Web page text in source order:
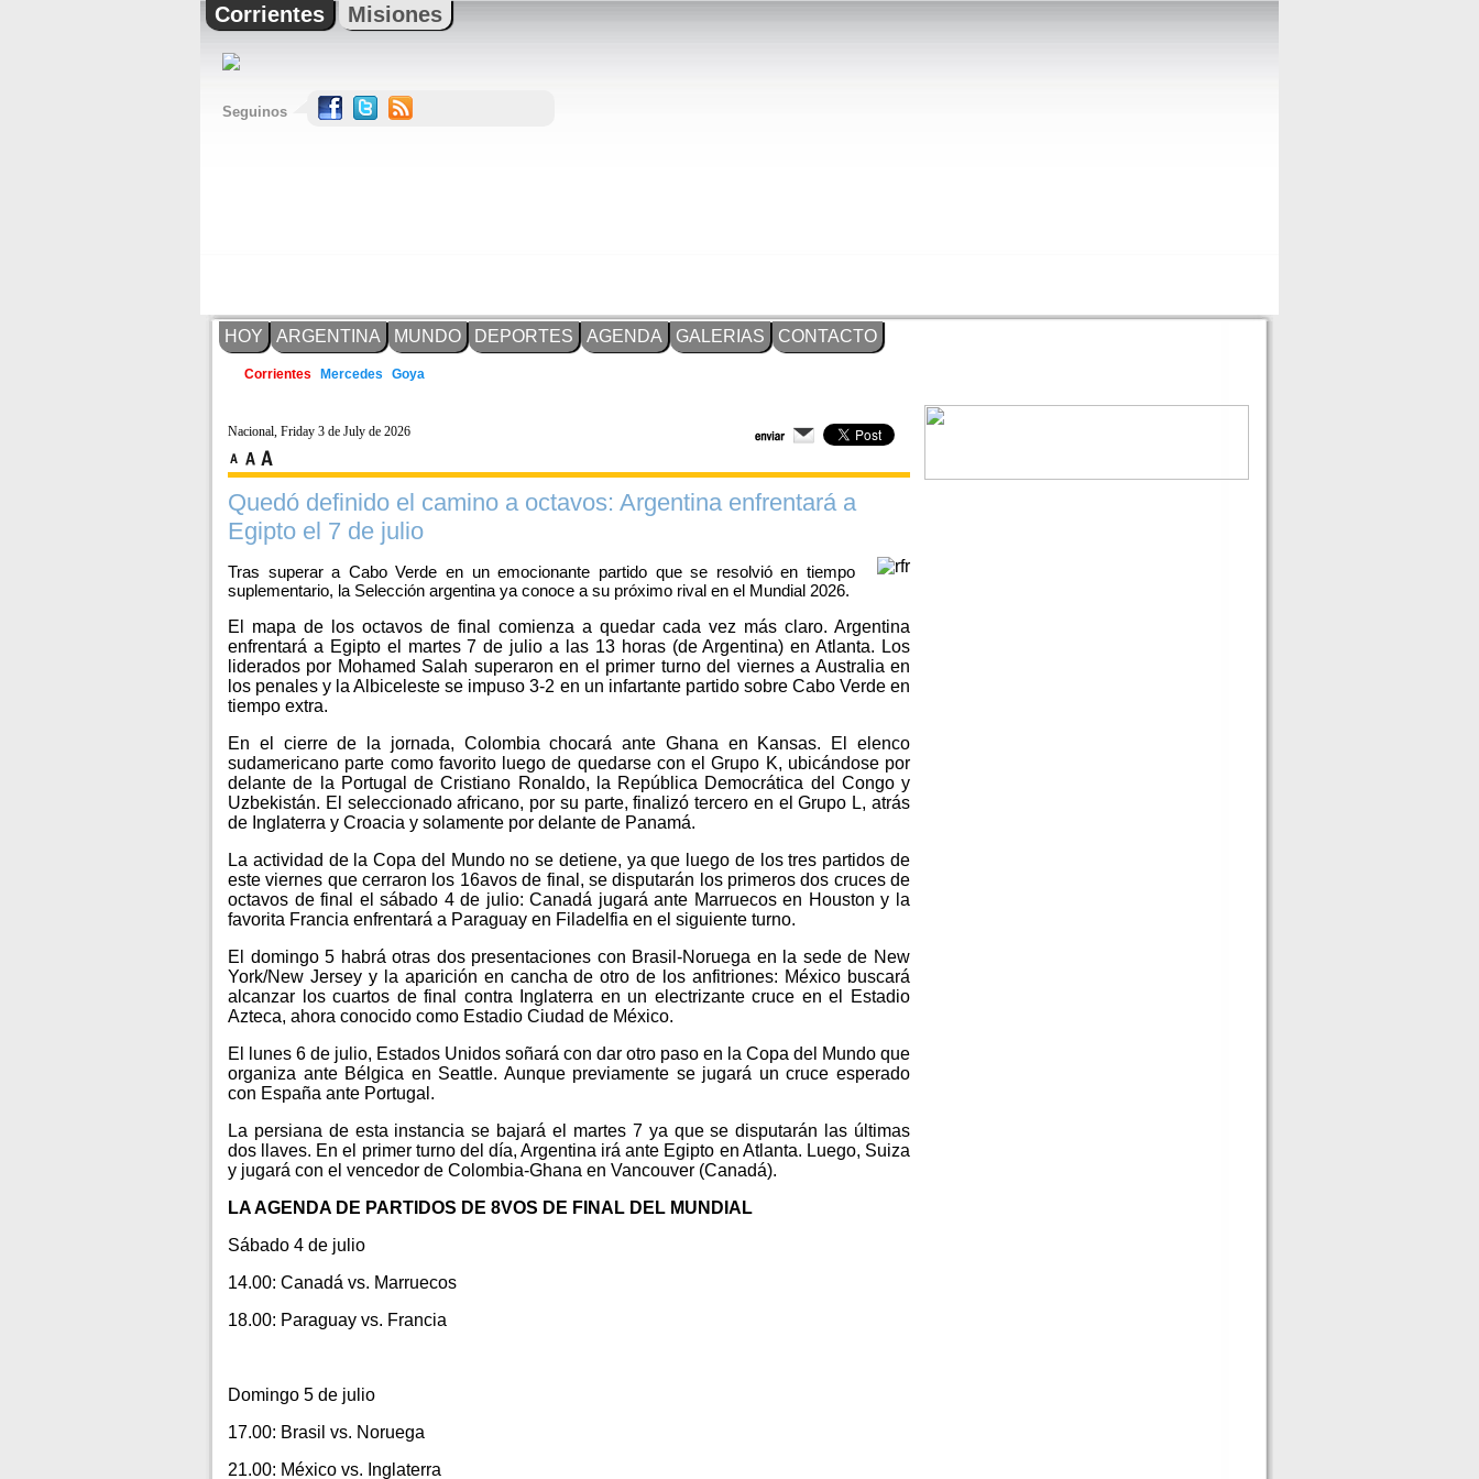
Corrientes Misiones
Seguinos
HOY ARGENTINA MUNDO DEPORTES AGENDA GALERIAS CONTACTO
Corrientes Mercedes Goya
Nacional, Friday 3 de July de 2026
Quedó definido el camino a octavos: Argentina enfrentará a
Egipto el 7 de julio
Tras superar a Cabo Verde en un emocionante partido que se resolvió en tiempo
suplementario, la Selección argentina ya conoce a su próximo rival en el Mundial 2026.
El mapa de los octavos de final comienza a quedar cada vez más claro. Argentina
enfrentará a Egipto el martes 7 de julio a las 13 horas (de Argentina) en Atlanta. Los
liderados por Mohamed Salah superaron en el primer turno del viernes a Australia en
los penales y la Albiceleste se impuso 3-2 en un infartante partido sobre Cabo Verde en
tiempo extra.
En el cierre de la jornada, Colombia chocará ante Ghana en Kansas. El elenco
sudamericano parte como favorito luego de quedarse con el Grupo K, ubicándose por
delante de la Portugal de Cristiano Ronaldo, la República Democrática del Congo y
Uzbekistán. El seleccionado africano, por su parte, finalizó tercero en el Grupo L, atrás
de Inglaterra y Croacia y solamente por delante de Panamá.
La actividad de la Copa del Mundo no se detiene, ya que luego de los tres partidos de
este viernes que cerraron los 16avos de final, se disputarán los primeros dos cruces de
octavos de final el sábado 4 de julio: Canadá jugará ante Marruecos en Houston y la
favorita Francia enfrentará a Paraguay en Filadelfia en el siguiente turno.
El domingo 5 habrá otras dos presentaciones con Brasil-Noruega en la sede de New
York/New Jersey y la aparición en cancha de otro de los anfitriones: México buscará
alcanzar los cuartos de final contra Inglaterra en un electrizante cruce en el Estadio
Azteca, ahora conocido como Estadio Ciudad de México.
El lunes 6 de julio, Estados Unidos soñará con dar otro paso en la Copa del Mundo que
organiza ante Bélgica en Seattle. Aunque previamente se jugará un cruce esperado
con España ante Portugal.
La persiana de esta instancia se bajará el martes 7 ya que se disputarán las últimas
dos llaves. En el primer turno del día, Argentina irá ante Egipto en Atlanta. Luego, Suiza
y jugará con el vencedor de Colombia-Ghana en Vancouver (Canadá).
LA AGENDA DE PARTIDOS DE 8VOS DE FINAL DEL MUNDIAL
Sábado 4 de julio
14.00: Canadá vs. Marruecos
18.00: Paraguay vs. Francia
Domingo 5 de julio
17.00: Brasil vs. Noruega
21.00: México vs. Inglaterra